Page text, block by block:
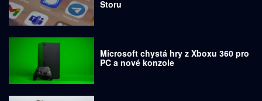
Storu
Microsoft chystá hry z Xboxu 360 pro
PC a nové konzole